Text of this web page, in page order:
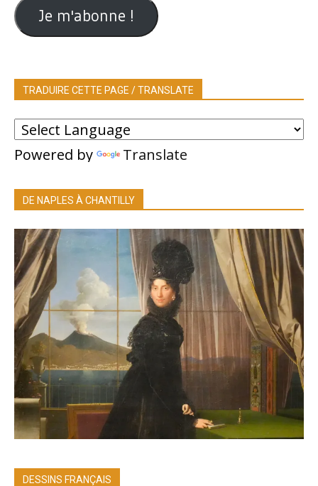
Je m'abonne !
TRADUIRE CETTE PAGE / TRANSLATE
Powered by Translate
DE NAPLES À CHANTILLY
DESSINS FRANÇAIS